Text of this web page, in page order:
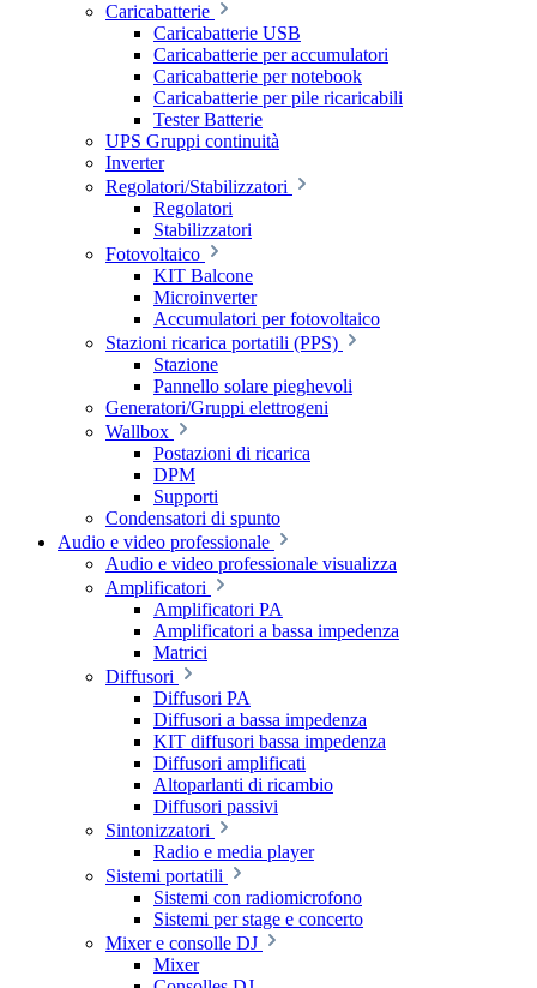
Caricabatterie
Caricabatterie USB
Caricabatterie per accumulatori
Caricabatterie per notebook
Caricabatterie per pile ricaricabili
Tester Batterie
UPS Gruppi continuità
Inverter
Regolatori/Stabilizzatori
Regolatori
Stabilizzatori
Fotovoltaico
KIT Balcone
Microinverter
Accumulatori per fotovoltaico
Stazioni ricarica portatili (PPS)
Stazione
Pannello solare pieghevoli
Generatori/Gruppi elettrogeni
Wallbox
Postazioni di ricarica
DPM
Supporti
Condensatori di spunto
Audio e video professionale
Audio e video professionale visualizza
Amplificatori
Amplificatori PA
Amplificatori a bassa impedenza
Matrici
Diffusori
Diffusori PA
Diffusori a bassa impedenza
KIT diffusori bassa impedenza
Diffusori amplificati
Altoparlanti di ricambio
Diffusori passivi
Sintonizzatori
Radio e media player
Sistemi portatili
Sistemi con radiomicrofono
Sistemi per stage e concerto
Mixer e consolle DJ
Mixer